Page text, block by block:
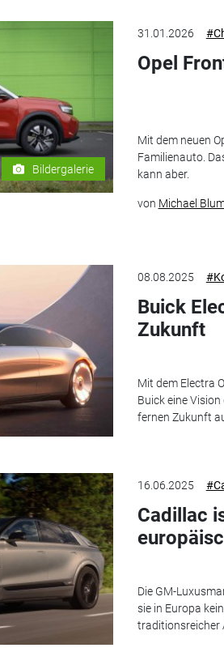
Bildergalerie
31.01.2026
Opel
Mit dem neuen
Familienauto.
kann aber.
von Michael
08.08.2025
Buick
Zukunft
Mit dem Electra
Buick eine
fernen Zukunft
16.06.2025
Cadillac
Die GM-
sie in Europa
traditionsreicher